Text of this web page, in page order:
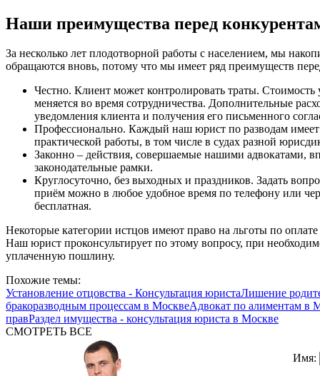
Наши преимущества перед
За несколько лет плодотворной работы с населением, мы
обращаются вновь, потому что мы имеет ряд преимуществ
Честно. Клиент может контролировать траты. Стоимость
меняется во время сотрудничества. Дополнительные
уведомления клиента и получения его письменного
Профессионально. Каждый наш юрист по разводам
практической работы, в том числе в судах разной
Законно – действия, совершаемые нашими адвокатами,
законодательные рамки.
Круглосуточно, без выходных и праздников. Задать
приём можно в любое удобное время по телефону или
бесплатная.
Некоторые категории истцов имеют право на льготы по
Наш юрист проконсультирует по этому вопросу, при
уплаченную пошлину.
Похожие темы:
Установление отцовства - Консультация юристаЛишение
бракоразводным процессам в МосквеАдвокат по алиментам в
правРаздел имущества - консультация юриста в Москве
СМОТРЕТЬ ВСЕ
Имя: